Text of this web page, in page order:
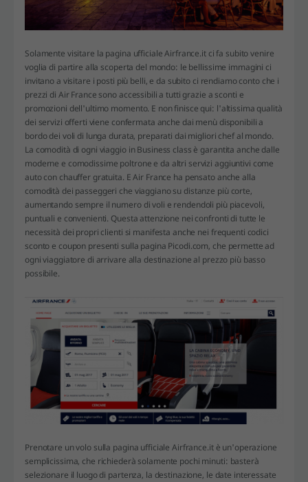
Solamente visitare la pagina ufficiale Airfrance.it ci fa subito venire
voglia di partire alla scoperta del mondo: le bellissime immagini ci
invitano a visitare i posti più belli, e da subito ci rendiamo conto che i
prezzi di Air France sono accessibili a tutti grazie a sconti e
promozioni dell'ultimo momento. E non finisce qui: l'altissima qualità
dei servizi offerti viene confermata anche dai menù disponibili a
bordo dei voli di lunga durata, preparati dai migliori chef al mondo.
La comodità di ogni viaggio in Business class è garantita anche dalle
moderne e comodissime poltrone e da altri servizi aggiuntivi come
auto con chauffer gratuita. E Air France ha pensato anche alla
comodità dei passeggeri che viaggiano su distanze più corte,
aumentando sempre il numero di voli e rendendoli più piacevoli,
puntuali e convenienti. Questa attenzione nei confronti di tutte le
necessità dei propri clienti si manifesta anche nei frequenti codici
sconto e coupon presenti sulla pagina Picodi.com, che permette ad
ogni viaggiatore di arrivare alla destinazione al prezzo più basso
possibile.
Prenotare un volo sulla pagina ufficiale Airfrance.it è un'operazione
semplicissima, che richiederà solamente pochi minuti: basterà
selezionare il luogo di partenza, la destinazione, le date interessate